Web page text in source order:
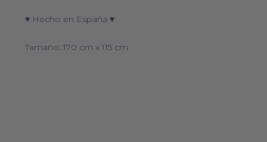
♥ Hecho en España ♥
Tamaño: 170 cm x 115 cm